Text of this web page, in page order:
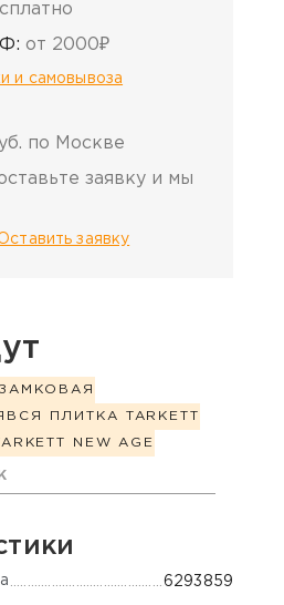
от 2000₽
и самовывоза
по Москве
заявку и мы
заявку
ЗАМКОВАЯ
ВСЯ ПЛИТКА TARKETT
NEW AGE
о товаре
6293859